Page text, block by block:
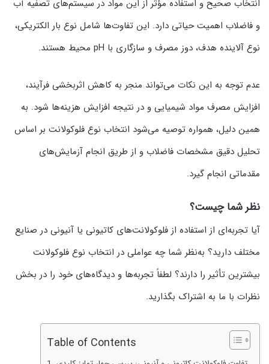
انتخاب صحیح و استفاده مؤثر از این مواد در سیستم‌های تصفیه آب
و فاضلاب اهمیت حیاتی دارد. این تفاوت‌ها شامل نوع بار الکتریکی،
نوع آلاینده هدف، دوز مصرف و سازگاری با pH محیط هستند.
عدم توجه به این نکات می‌تواند منجر به کاهش اثربخشی فرآیند،
افزایش مصرف مواد شیمیایی و در نتیجه افزایش هزینه‌ها شود. به
همین دلیل، همواره توصیه می‌شود انتخاب نوع فلوکولانت بر اساس
تحلیل دقیق مشخصات فاضلاب و از طریق انجام آزمایش‌های
مقدماتی انجام گیرد.
نظر شما چیست؟
آیا تجربه‌ای از استفاده از فلوکولانت‌های کاتیونی یا آنیونی در صنایع
مختلف دارید؟ به‌نظر شما چه عواملی در انتخاب نوع فلوکولانت
بیشترین تأثیر را دارند؟ لطفاً تجربه‌ها و دیدگاه‌های خود را در بخش
نظرات با ما به اشتراک بگذارید.
Table of Contents